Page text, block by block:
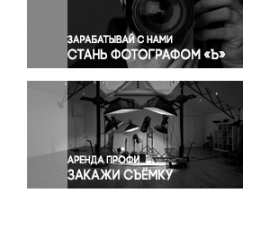
Правосудие
Происшествия и конфликты
Религия
Светская жизнь
Спорт
Экология
Экономика и бизнес